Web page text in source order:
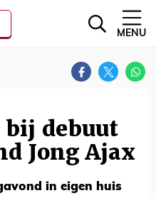
MENU
bij debuut
Jong Ajax
in eigen huis